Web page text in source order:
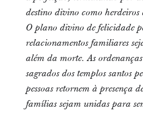
destino divino como
O plano divino de felicidade
relacionamentos familiares
além da morte. As
sagrados dos templos santos
pessoas retornem à presença
famílias sejam unidas para